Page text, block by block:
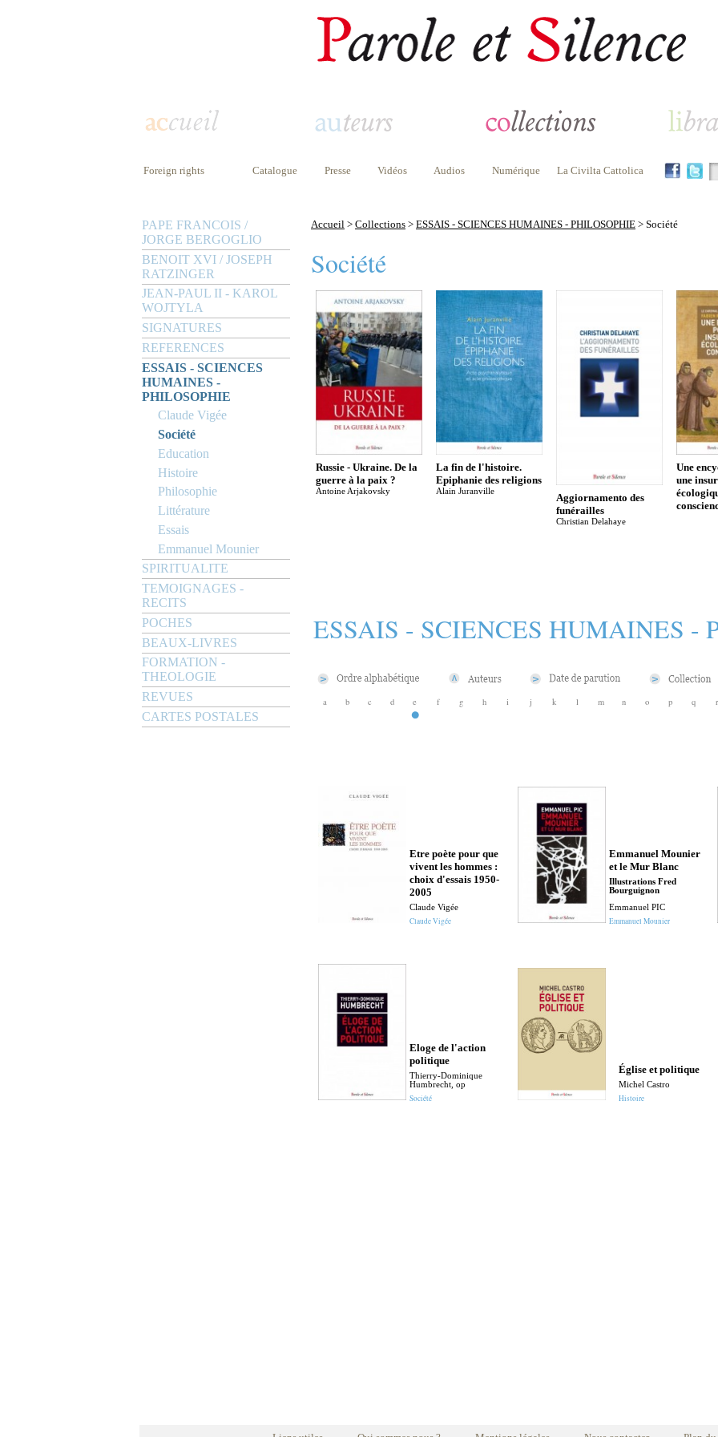
Foreign rights Catalogue Presse Vidéos Audios Numérique La Civilta Cattolica
PAPE FRANCOIS /
JORGE BERGOGLIO
BENOIT XVI / JOSEPH
RATZINGER
JEAN-PAUL II - KAROL
WOJTYLA
SIGNATURES
REFERENCES
ESSAIS - SCIENCES
HUMAINES -
PHILOSOPHIE
Claude Vigée
Société
Education
Histoire
Philosophie
Littérature
Essais
Emmanuel Mounier
SPIRITUALITE
TEMOIGNAGES -
RECITS
POCHES
BEAUX-LIVRES
FORMATION -
THEOLOGIE
REVUES
CARTES POSTALES
Accueil > Collections > ESSAIS - SCIENCES HUMAINES - PHILOSOPHIE > Société
Société
Russie - Ukraine. De la
guerre à la paix ?
Antoine Arjakovsky
La fin de l'histoire.
Epiphanie des religions
Alain Juranville
Aggiornamento des
funérailles
Christian Delahaye
Une
une
ESSAIS - SCIENCES HUMAINES -
a b c d e f g h i j k l m n o p q r
Etre poète pour que
vivent les hommes :
choix d'essais 1950-
2005
Claude Vigée
Claude Vigée
Emmanuel Mounier
et le Mur Blanc
Illustrations Fred
Bourguignon
Emmanuel PIC
Emmanuel Mounier
Eloge de l'action
politique
Thierry-Dominique
Humbrecht, op
Société
Église et politique
Michel Castro
Histoire